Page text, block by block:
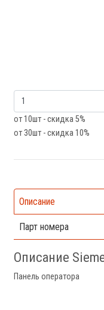
от 10шт - скидка 5%
от 30шт - скидка 10%
Описание
Парт номера
Описание
Панель оператора